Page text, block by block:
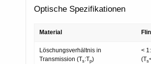
Optische Spezifikationen
Material
Löschungsverhältnis in
Transmission (Ts:Tp)
<
(Ts